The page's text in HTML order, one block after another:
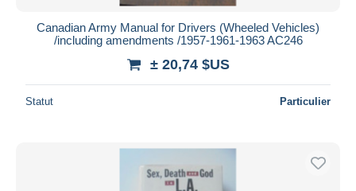
Canadian Army Manual for Drivers (Wheeled Vehicles)
/including amendments /1957-1961-1963 AC246
± 20,74 $US
Statut Particulier